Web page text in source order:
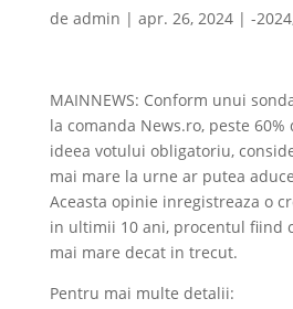
de admin | apr. 26, 2024| -2024
MAINNEWS: Conform unui
la comanda News.ro, peste
ideea votului obligatoriu,
mai mare la urne ar putea
Aceasta opinie inregistreaza o
in ultimii 10 ani, procentul fiind
mai mare decat in trecut.
Pentru mai multe detalii: